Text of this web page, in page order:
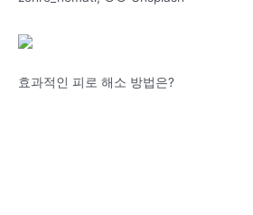
효과적인 피로 해소 방법은?